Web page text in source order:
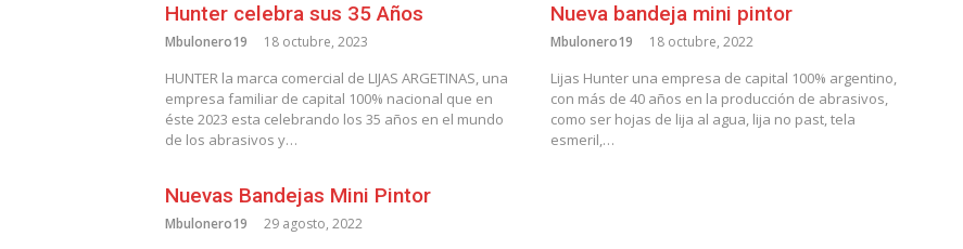
Hunter celebra sus 35 Años
Mbulonero19 18 octubre, 2023
HUNTER la marca comercial de LIJAS ARGETINAS, una
empresa familiar de capital 100% nacional que en
éste 2023 esta celebrando los 35 años en el mundo
de los abrasivos y…
Nueva bandeja mini pintor
Mbulonero19 18 octubre, 2022
Lijas Hunter una empresa de capital 100% argentino,
con más de 40 años en la producción de abrasivos,
como ser hojas de lija al agua, lija no past, tela
esmeril,…
Nuevas Bandejas Mini Pintor
Mbulonero19 29 agosto, 2022